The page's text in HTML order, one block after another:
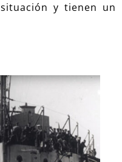
y tienen un